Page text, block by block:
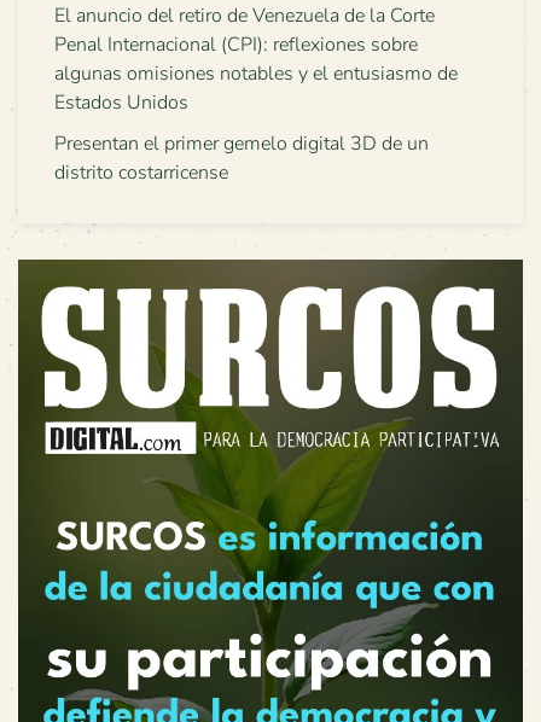
El anuncio del retiro de Venezuela de la Corte
Penal Internacional (CPI): reflexiones sobre
algunas omisiones notables y el entusiasmo de
Estados Unidos
Presentan el primer gemelo digital 3D de un
distrito costarricense